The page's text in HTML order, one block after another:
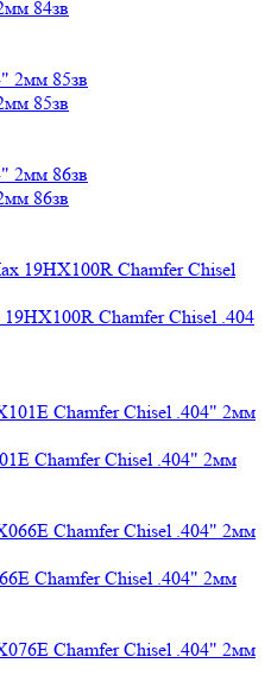
84зв
85зв
86зв
Chamfer Chisel .404
Chamfer Chisel .404" 2мм
Chamfer Chisel .404" 2мм